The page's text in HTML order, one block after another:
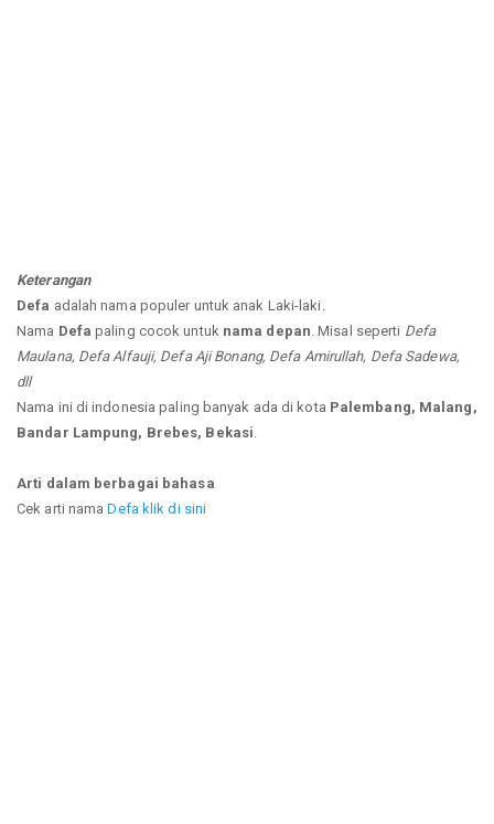
Keterangan
Defa adalah nama populer untuk anak Laki-laki.
Nama Defa paling cocok untuk nama depan . Misal seperti Defa
Maulana, Defa Alfauji, Defa Aji Bonang, Defa Amirullah, Defa Sadewa,
dll
Nama ini di indonesia paling banyak ada di kota Palembang, Malang,
Bandar Lampung, Brebes, Bekasi
Arti dalam berbagai bahasa
Cek arti namaDefa klik di sini